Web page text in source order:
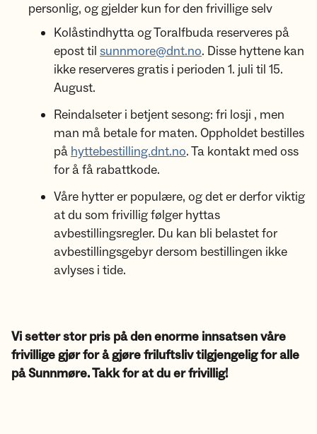
personlig, og gjelder kun for den frivillige selv
Kolåstindhytta og Toralfbuda reserveres på
epost til sunnmore@dnt.no. Disse hyttene kan
ikke reserveres gratis i perioden 1. juli til 15.
August.
Reindalseter i betjent sesong: fri losji , men
man må betale for maten. Oppholdet bestilles
på hyttebestilling.dnt.no. Ta kontakt med oss
for å få rabattkode.
Våre hytter er populære, og det er derfor viktig
at du som frivillig følger hyttas
avbestillingsregler. Du kan bli belastet for
avbestillingsgebyr dersom bestillingen ikke
avlyses i tide.
Vi setter stor pris på den enorme innsatsen våre
frivillige gjør for å gjøre friluftsliv tilgjengelig for alle
på Sunnmøre. Takk for at du er frivillig!